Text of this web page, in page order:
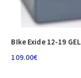
BIke Exide 12-19 GEL
109.00€